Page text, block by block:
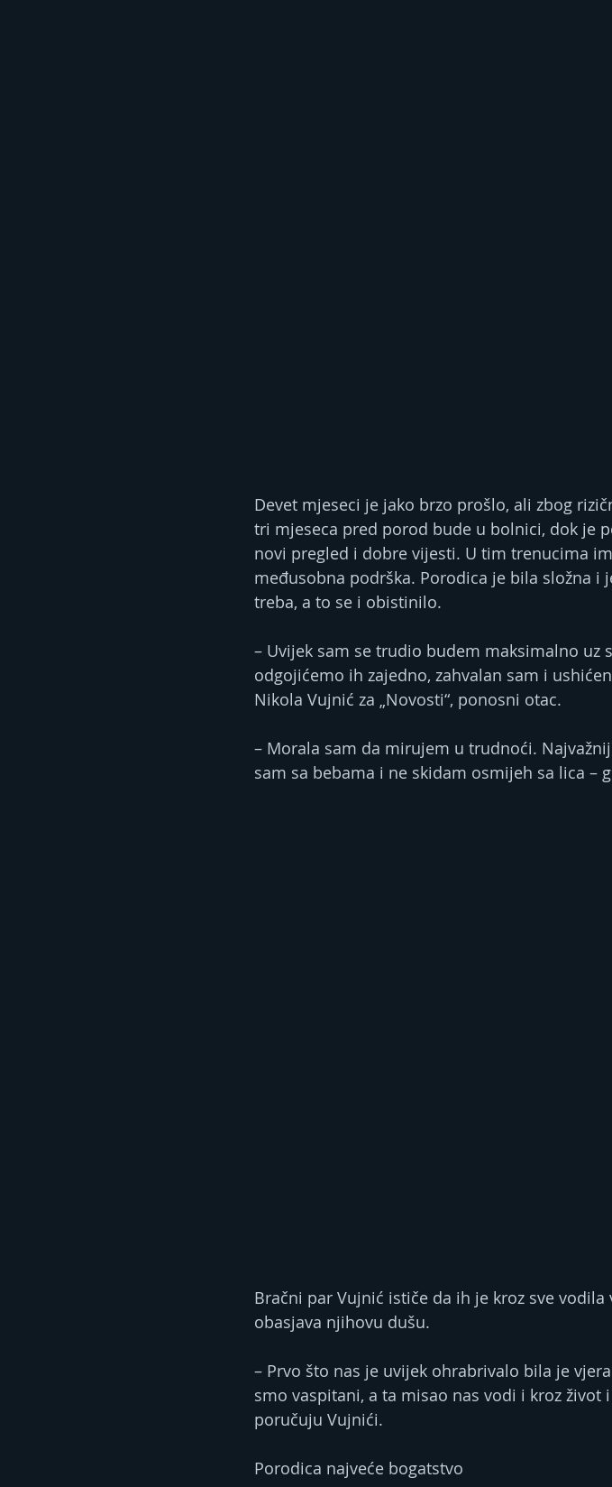
Devet mjeseci je jako brzo prošlo, ali zbog
tri mjeseca pred porod bude u bolnici, dok je
novi pregled i dobre vijesti. U tim trenucima
međusobna podrška. Porodica je bila složna i
treba, a to se i obistinilo.
– Uvijek sam se trudio budem maksimalno uz
odgojićemo ih zajedno, zahvalan sam i
Nikola Vujnić za „Novosti“, ponosni otac.
– Morala sam da mirujem u trudnoći.
sam sa bebama i ne skidam osmijeh sa lica –
Bračni par Vujnić ističe da ih je kroz sve
obasjava njihovu dušu.
– Prvo što nas je uvijek ohrabrivalo bila je
smo vaspitani, a ta misao nas vodi i kroz
poručuju Vujnići.
Porodica najveće bogatstvo